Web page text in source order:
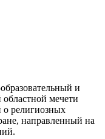
и
мечети
религиозных
направленный на